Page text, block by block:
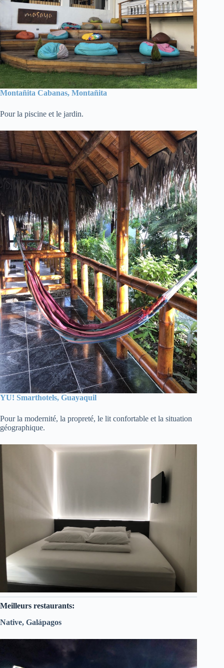
Montañita Cabanas, Montañita
Pour la piscine et le jardin.
YU! Smarthotels, Guayaquil
Pour la modernité, la propreté, le lit confortable et la situation
géographique.
Meilleurs restaurants:
Native, Galápagos